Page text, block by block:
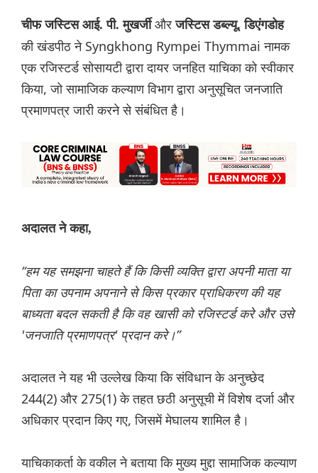
चीफ जस्टिस आई. पी. मुखर्जीऔरजस्टिस डब्ल्यू. डिएंगडोह
की खंडपीठ ने Syngkhong Rympei Thymmai नामक
एक रजिस्टर्ड सोसायटी द्वारा दायर जनहित याचिका को स्वीकार
किया, जो सामाजिक कल्याण विभाग द्वारा अनुसूचित जनजाति
प्रमाणपत्र जारी करने से संबंधित है।
अदालत ने कहा,
“हम यह समझना चाहते हैं कि किसी व्यक्ति द्वारा अपनी माता या
पिता का उपनाम अपनाने से किस प्रकार प्राधिकरण की यह
बाध्यता बदल सकती है कि वह खासी को रजिस्टर्ड करे और उसे
'जनजाति प्रमाणपत्र' प्रदान करे।”
अदालत ने यह भी उल्लेख किया कि संविधान के अनुच्छेद
244(2) और 275(1) के तहत छठी अनुसूची में विशेष दर्जा और
अधिकार प्रदान किए गए, जिसमें मेघालय शामिल है।
याचिकाकर्ता के वकील ने बताया कि मुख्य मुद्दा सामाजिक कल्याण